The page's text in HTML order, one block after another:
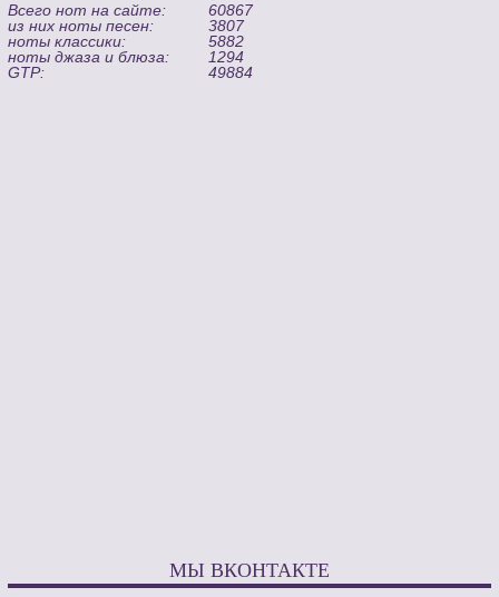
Всего нот на сайте:
60867
из них ноты песен:
3807
ноты классики:
5882
ноты джаза и блюза:
1294
GTP:
49884
МЫ ВКОНТАКТЕ